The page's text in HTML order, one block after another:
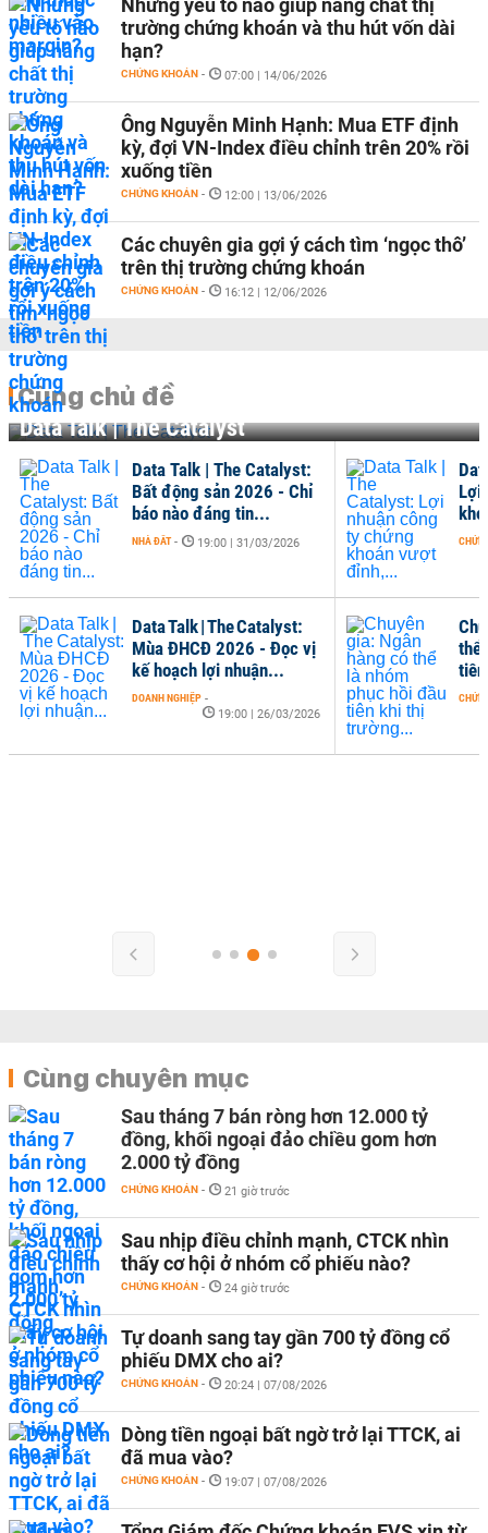
Những yếu tố nào giúp nâng chất thị
trường chứng khoán và thu hút vốn dài
hạn?
CHỨNG KHOÁN - 07:00 | 14/06/2026
Ông Nguyễn Minh Hạnh: Mua ETF định
kỳ, đợi VN-Index điều chỉnh trên 20% rồi
xuống tiền
CHỨNG KHOÁN - 12:00 | 13/06/2026
Các chuyên gia gợi ý cách tìm ‘ngọc thô’
trên thị trường chứng khoán
CHỨNG KHOÁN - 16:12 | 12/06/2026
Cùng chủ đề
Data Talk | The Catalyst
thể
Data Talk | The Catalyst:
Bất động sản 2026 - Chỉ
báo nào đáng tin...
NHÀ ĐẤT - 19:00 | 31/03/2026
Data Talk | The Catalyst:
Mùa ĐHCĐ 2026 - Đọc vị
kế hoạch lợi nhuận...
DOANH NGHIỆP -
19:00 | 26/03/2026
Lợi
Cùng chuyên mục
Sau tháng 7 bán ròng hơn 12.000 tỷ
đồng, khối ngoại đảo chiều gom hơn
2.000 tỷ đồng
CHỨNG KHOÁN - 21 giờ trước
Sau nhịp điều chỉnh mạnh, CTCK nhìn
thấy cơ hội ở nhóm cổ phiếu nào?
CHỨNG KHOÁN - 24 giờ trước
Tự doanh sang tay gần 700 tỷ đồng cổ
phiếu DMX cho ai?
CHỨNG KHOÁN - 20:24 | 07/08/2026
Dòng tiền ngoại bất ngờ trở lại TTCK, ai
đã mua vào?
CHỨNG KHOÁN - 19:07 | 07/08/2026